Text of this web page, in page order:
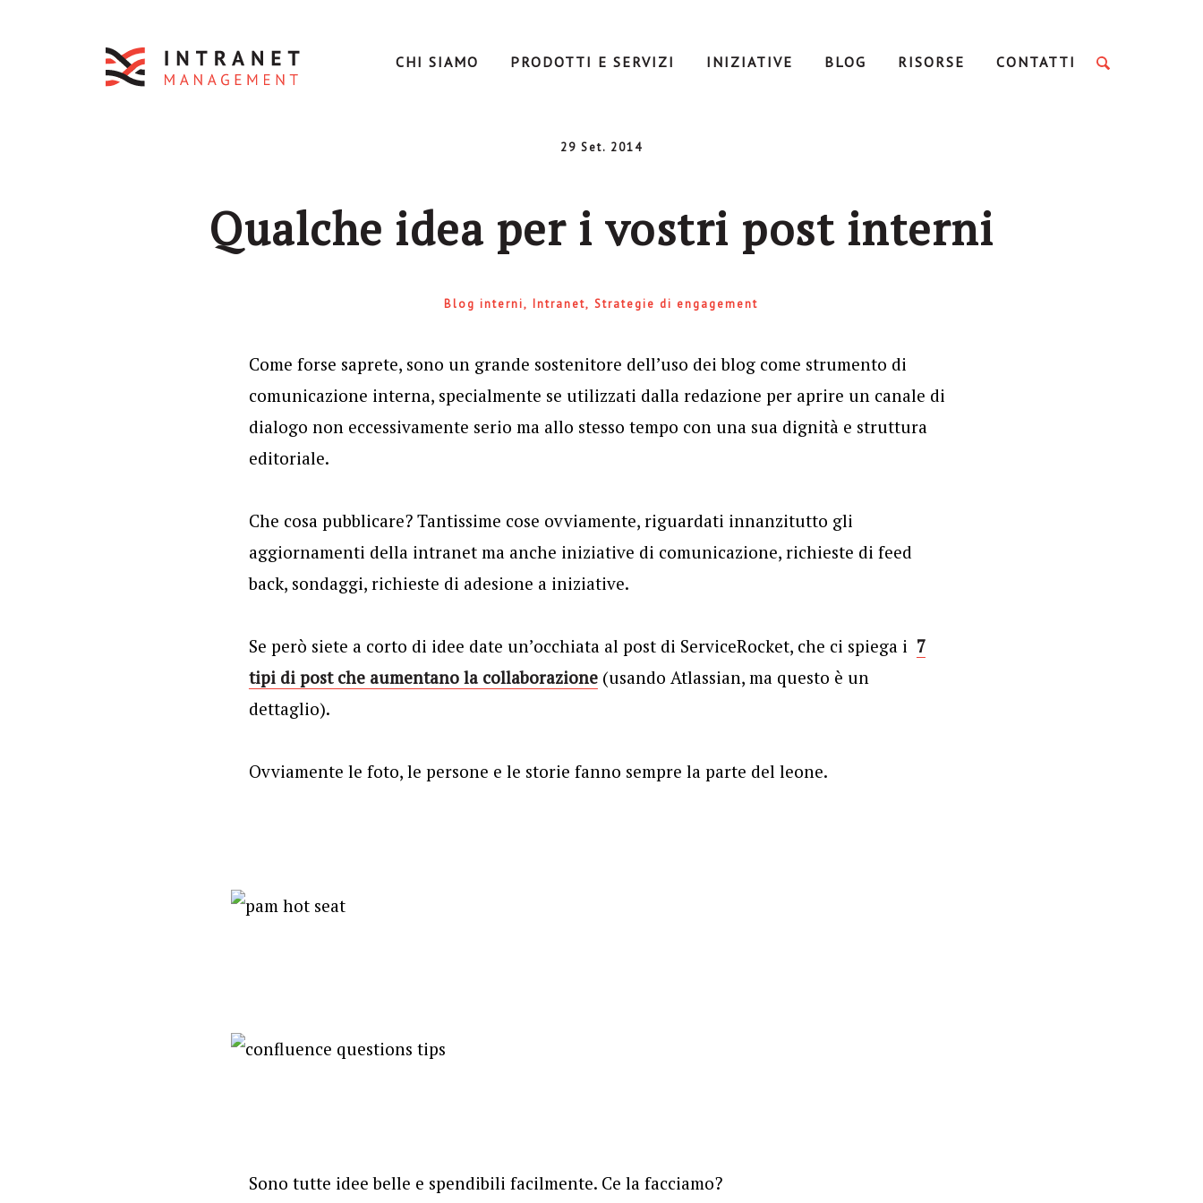
CHI SIAMO PRODOTTI E SERVIZI INIZIATIVE BLOG RISORSE CONTATTI
29 Set. 2014
Qualche idea per i vostri post interni
Blog interni Intranet Strategie di engagement
Come forse saprete, sono un grande sostenitore dell’uso dei blog come strumento di
comunicazione interna, specialmente se utilizzati dalla redazione per aprire un canale di
dialogo non eccessivamente serio ma allo stesso tempo con una sua dignità e struttura
editoriale.
Che cosa pubblicare? Tantissime cose ovviamente, riguardati innanzitutto gli
aggiornamenti della intranet ma anche iniziative di comunicazione, richieste di feed
back, sondaggi, richieste di adesione a iniziative.
Se però siete a corto di idee date un’occhiata al post di ServiceRocket, che ci spiega i 7
tipi di post che aumentano la collaborazione(usando Atlassian, ma questo è un
dettaglio).
Ovviamente le foto, le persone e le storie fanno sempre la parte del leone.
Sono tutte idee belle e spendibili facilmente. Ce la facciamo?